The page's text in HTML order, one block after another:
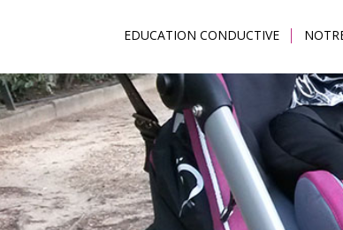
EDUCATION CONDUCTIVE